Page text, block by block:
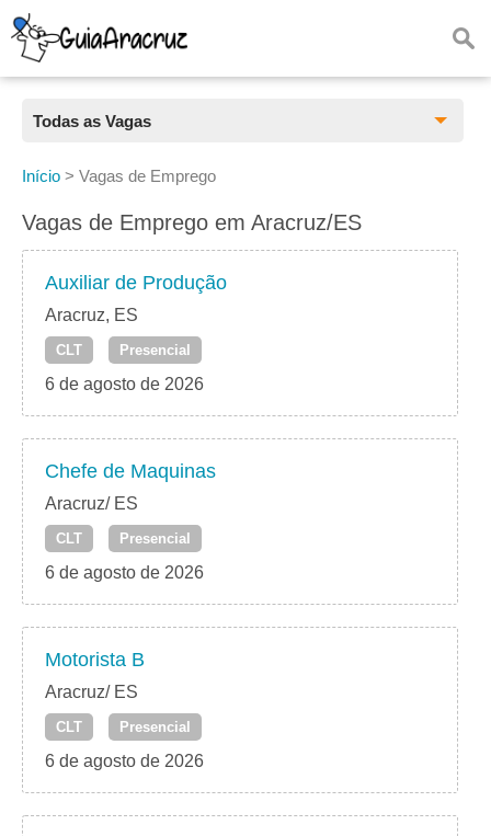
Todas as Vagas
Todas as Vagas
CLT
Freelancer
PJ
Início > Vagas de Emprego
Vagas de Emprego em Aracruz/ES
Auxiliar de Produção
Aracruz, ES
CLT Presencial
6 de agosto de 2026
Chefe de Maquinas
Aracruz/ ES
CLT Presencial
6 de agosto de 2026
Motorista B
Aracruz/ ES
CLT Presencial
6 de agosto de 2026